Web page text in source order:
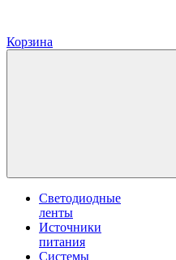
Корзина
Светодиодные
ленты
Источники
питания
Системы